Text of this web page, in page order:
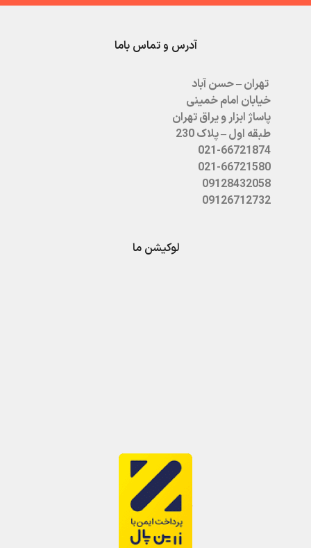
آدرس و تماس باما
تهران – حسن آباد
خیابان امام خمینی
پاساژ ابزار و یراق تهران
طبقه اول – پلاک 230
021-66721874
021-66721580
09128432058
09126712732
لوکیشن ما